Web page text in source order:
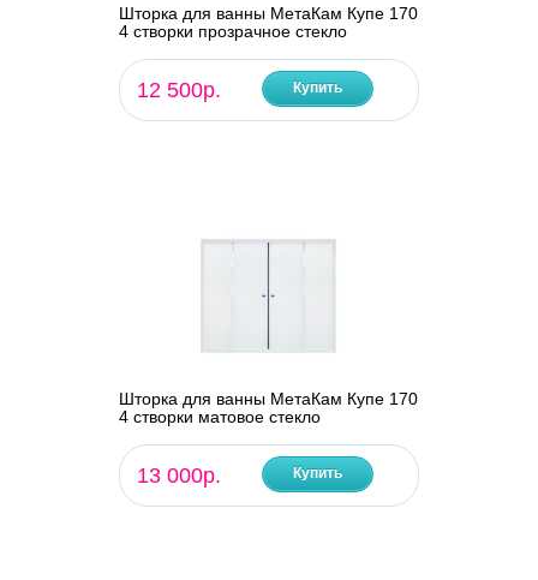
Шторка для ванны МетаКам Купе 170
4 створки прозрачное стекло
12 500р. Купить
Шторка для ванны МетаКам Купе 170
4 створки матовое стекло
13 000р. Купить